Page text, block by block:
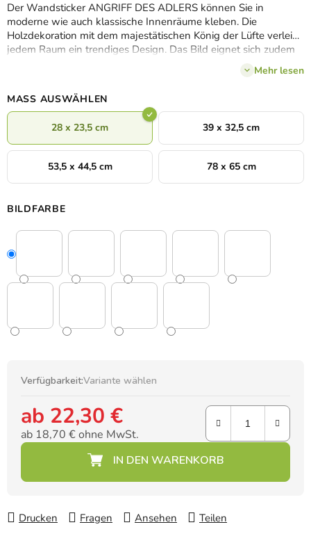
Der Wandsticker ANGRIFF DES ADLERS können Sie in
moderne wie auch klassische Innenräume kleben. Die
Holzdekoration mit dem majestätischen König der Lüfte verleiht
jedem Raum ein trendiges Design. Das Bild eignet sich zudem
Liebhaber von Bergen, Jäger undMehr lesen
MASS AUSWÄHLEN
28 x 23,5 cm 39 x 32,5 cm
53,5 x 44,5 cm 78 x 65 cm
BILDFARBE
Verfügbarkeit:Variante wählen
ab 22,30 €
ab 18,70 €ohne MwSt.
Drucken Fragen Ansehen Teilen